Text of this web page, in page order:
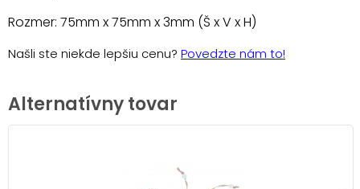
Rozmer: 75mm x 75mm x 3mm (Š x V x H)
Našli ste niekde lepšiu cenu? Povedzte nám to!
Alternatívny tovar